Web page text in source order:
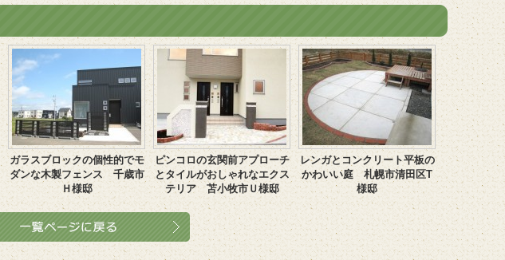
ガラスブロックの個性的でモ
ダンな木製フェンス 千歳市
Ｈ様邸
ピンコロの玄関前アプローチ
とタイルがおしゃれなエクス
テリア 苫小牧市Ｕ様邸
レンガとコンクリート平板の
かわいい庭 札幌市清田区T
様邸